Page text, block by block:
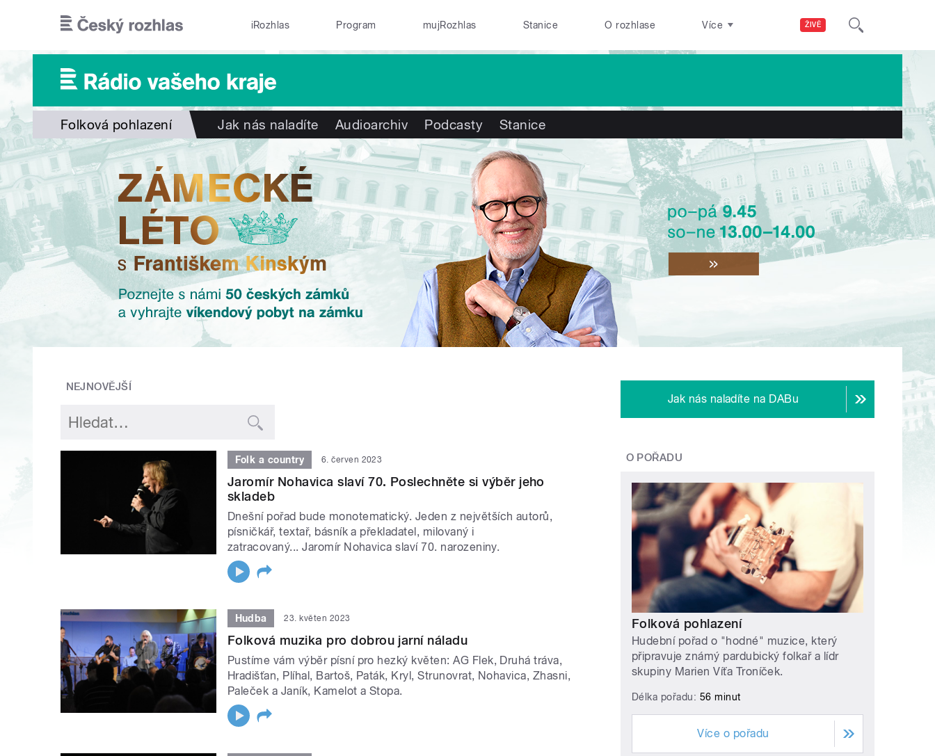
ŽIVĚ
iRozhlas Program mujRozhlas Stanice O rozhlase Více
Folková pohlazení Jak nás naladíte Audioarchiv Podcasty Stanice
NEJNOVĚJŠÍ
Folk a country 6. červen 2023
Jaromír Nohavica slaví 70. Poslechněte si výběr jeho
skladeb
Dnešní pořad bude monotematický. Jeden z největších autorů,
písničkář, textař, básník a překladatel, milovaný i
zatracovaný... Jaromír Nohavica slaví 70. narozeniny.
Hudba 23. květen 2023
Folková muzika pro dobrou jarní náladu
Pustíme vám výběr písní pro hezký květen: AG Flek, Druhá tráva,
Hradišťan, Plíhal, Bartoš, Paták, Kryl, Strunovrat, Nohavica, Zhasni,
Paleček a Janík, Kamelot a Stopa.
Jak nás naladíte na DABu
O POŘADU
Folková pohlazení
Hudební pořad o "hodné" muzice, který
připravuje známý pardubický folkař a lídr
skupiny Marien Víťa Troníček.
Délka pořadu: 56 minut
Více o pořadu